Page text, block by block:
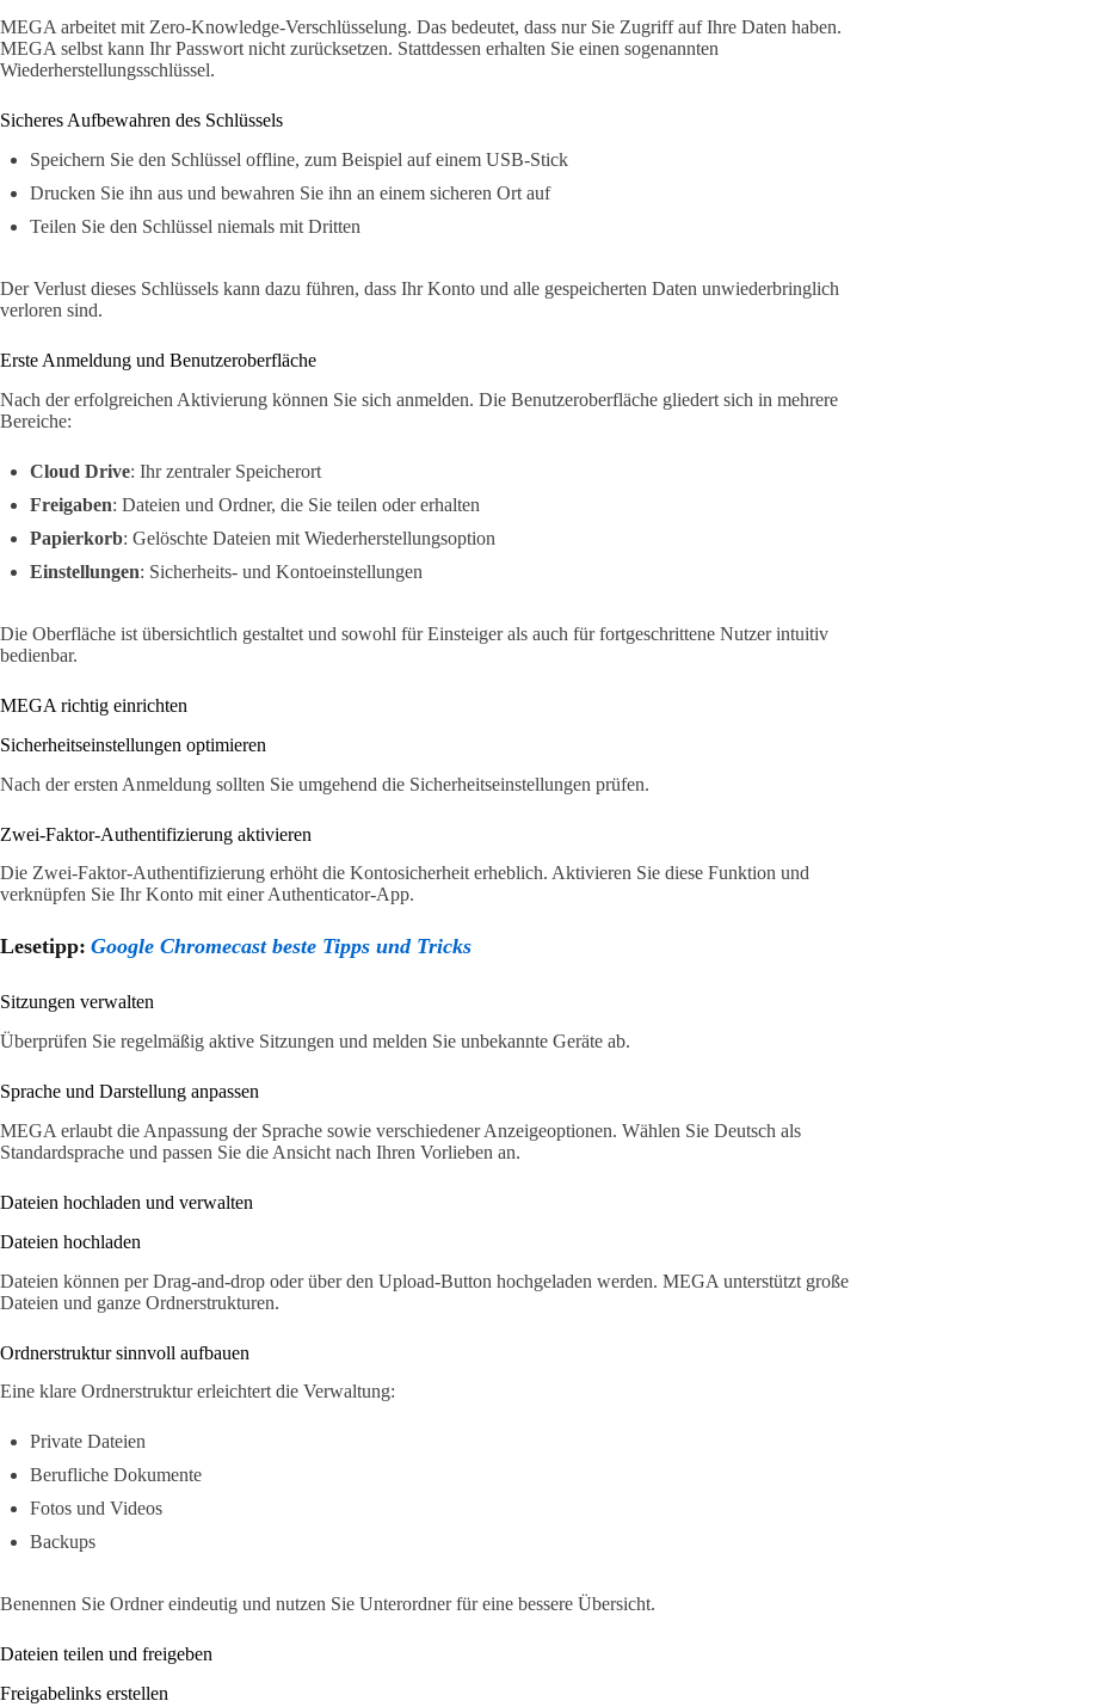
MEGA arbeitet mit Zero-Knowledge-Verschlüsselung. Das bedeutet, dass nur Sie Zugriff auf Ihre Daten haben.
MEGA selbst kann Ihr Passwort nicht zurücksetzen. Stattdessen erhalten Sie einen sogenannten
Wiederherstellungsschlüssel.
Sicheres Aufbewahren des Schlüssels
Speichern Sie den Schlüssel offline, zum Beispiel auf einem USB-Stick
Drucken Sie ihn aus und bewahren Sie ihn an einem sicheren Ort auf
Teilen Sie den Schlüssel niemals mit Dritten
Der Verlust dieses Schlüssels kann dazu führen, dass Ihr Konto und alle gespeicherten Daten unwiederbringlich
verloren sind.
Erste Anmeldung und Benutzeroberfläche
Nach der erfolgreichen Aktivierung können Sie sich anmelden. Die Benutzeroberfläche gliedert sich in mehrere
Bereiche:
Cloud Drive: Ihr zentraler Speicherort
Freigaben: Dateien und Ordner, die Sie teilen oder erhalten
Papierkorb: Gelöschte Dateien mit Wiederherstellungsoption
Einstellungen: Sicherheits- und Kontoeinstellungen
Die Oberfläche ist übersichtlich gestaltet und sowohl für Einsteiger als auch für fortgeschrittene Nutzer intuitiv
bedienbar.
MEGA richtig einrichten
Sicherheitseinstellungen optimieren
Nach der ersten Anmeldung sollten Sie umgehend die Sicherheitseinstellungen prüfen.
Zwei-Faktor-Authentifizierung aktivieren
Die Zwei-Faktor-Authentifizierung erhöht die Kontosicherheit erheblich. Aktivieren Sie diese Funktion und
verknüpfen Sie Ihr Konto mit einer Authenticator-App.
Lesetipp: Google Chromecast beste Tipps und Tricks
Sitzungen verwalten
Überprüfen Sie regelmäßig aktive Sitzungen und melden Sie unbekannte Geräte ab.
Sprache und Darstellung anpassen
MEGA erlaubt die Anpassung der Sprache sowie verschiedener Anzeigeoptionen. Wählen Sie Deutsch als
Standardsprache und passen Sie die Ansicht nach Ihren Vorlieben an.
Dateien hochladen und verwalten
Dateien hochladen
Dateien können per Drag-and-drop oder über den Upload-Button hochgeladen werden. MEGA unterstützt große
Dateien und ganze Ordnerstrukturen.
Ordnerstruktur sinnvoll aufbauen
Eine klare Ordnerstruktur erleichtert die Verwaltung:
Private Dateien
Berufliche Dokumente
Fotos und Videos
Backups
Benennen Sie Ordner eindeutig und nutzen Sie Unterordner für eine bessere Übersicht.
Dateien teilen und freigeben
Freigabelinks erstellen